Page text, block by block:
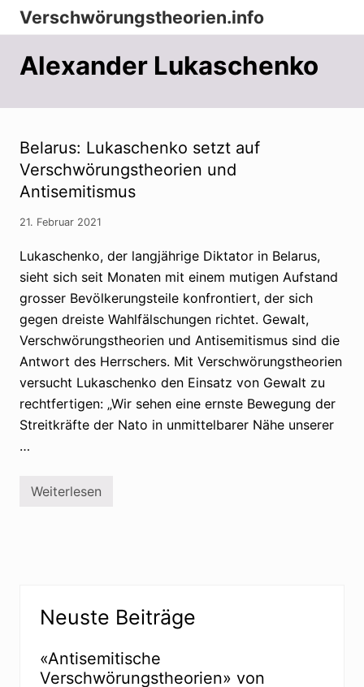
Menu
Zur
Hauptnavigation
springen
Zum
Inhalt
springen
Zur
Seitenspalte
springen
Verschwörungstheorien.info
zu
und
Risiken
konspirationistischen
Denkens
Alexander Lukaschenko
Belarus: Lukaschenko setzt auf
Verschwörungstheorien und
Antisemitismus
21. Februar 2021
Lukaschenko, der langjährige Diktator in Belarus,
sieht sich seit Monaten mit einem mutigen Aufstand
grosser Bevölkerungsteile konfrontiert, der sich
gegen dreiste Wahlfälschungen richtet. Gewalt,
Verschwörungstheorien und Antisemitismus sind die
Antwort des Herrschers. Mit Verschwörungstheorien
versucht Lukaschenko den Einsatz von Gewalt zu
rechtfertigen: „Wir sehen eine ernste Bewegung der
Streitkräfte der Nato in unmittelbarer Nähe unserer
…
B
u
k
s
c
h
Weiterlesen
Neuste Beiträge
«Antisemitische
Verschwörungstheorien» von